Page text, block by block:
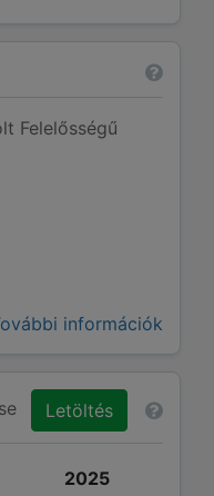
Felelősségű
információk
Letöltés
2025